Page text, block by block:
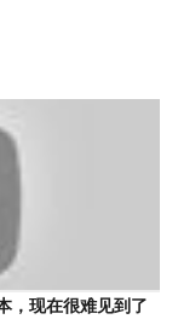
，现在很难见到了